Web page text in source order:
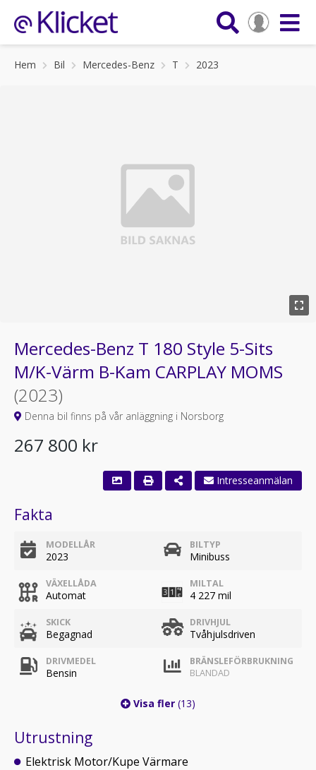
Hem Bil Mercedes-Benz T 2023
Mercedes-Benz T 180 Style 5-Sits
M/K-Värm B-Kam CARPLAY MOMS
(2023)
Denna bil finns på vår anläggning i Norsborg
267 800 kr
Fakta
MODELLÅR
2023
BILTYP
Minibuss
VÄXELLÅDA
Automat
MILTAL
4 227 mil
SKICK
Begagnad
DRIVHJUL
Tvåhjulsdriven
DRIVMEDEL
Bensin
BRÄNSLEFÖRBRUKNING
BLANDAD
Visa fler (13)
Utrustning
Elektrisk Motor/Kupe Värmare